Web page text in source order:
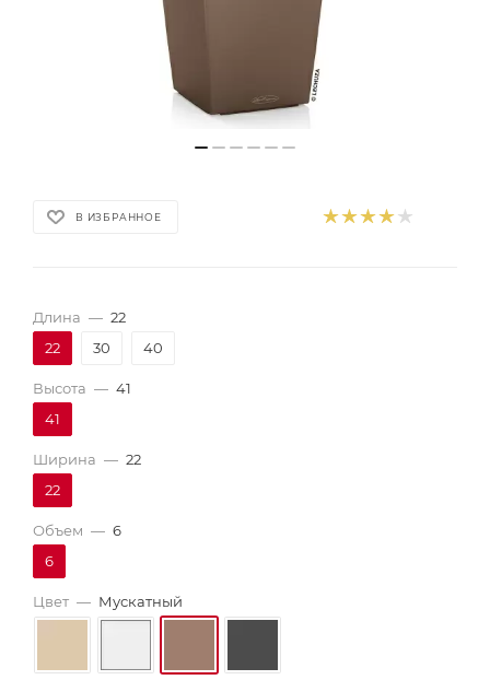
В ИЗБРАННОЕ
Длина — 22
22
30 40
Высота — 41
41
Ширина — 22
22
Объем — 6
6
Цвет — Мускатный